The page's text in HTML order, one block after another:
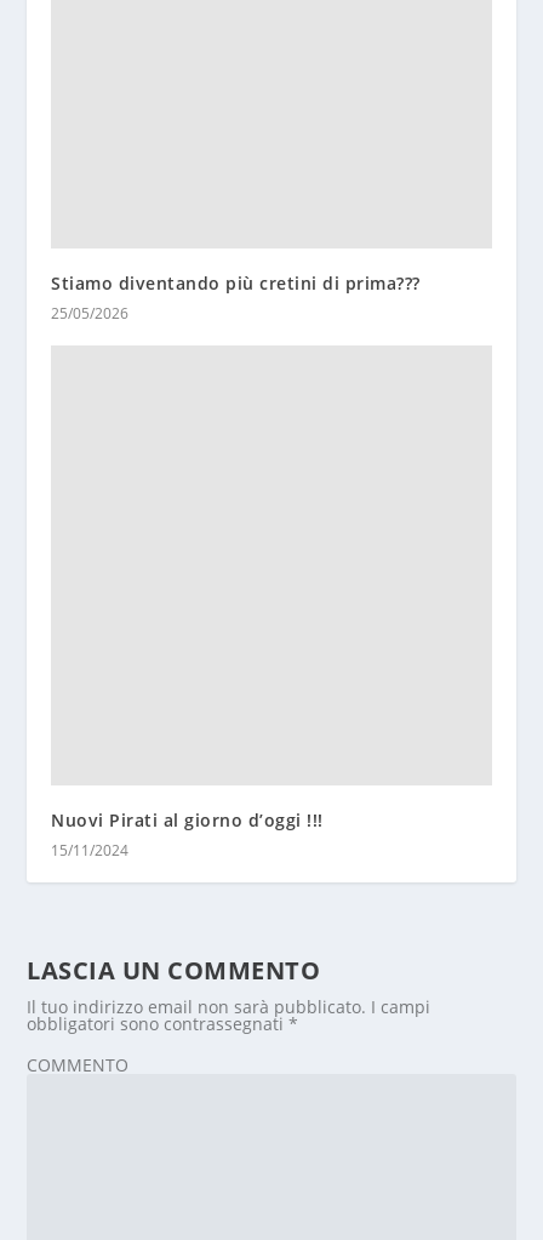
Stiamo diventando più cretini di prima???
25/05/2026
Nuovi Pirati al giorno d’oggi !!!
15/11/2024
LASCIA UN COMMENTO
Il tuo indirizzo email non sarà pubblicato. I campi
obbligatori sono contrassegnati*
COMMENTO